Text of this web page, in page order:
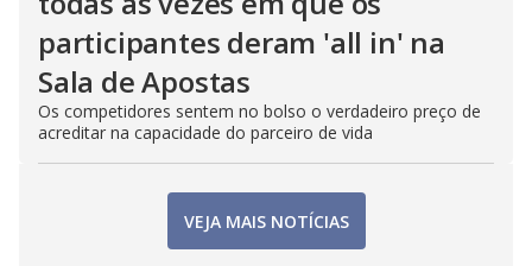
participantes deram 'all in' na
Sala de Apostas
Os competidores sentem no bolso o verdadeiro preço de
acreditar na capacidade do parceiro de vida
VEJA MAIS NOTÍCIAS